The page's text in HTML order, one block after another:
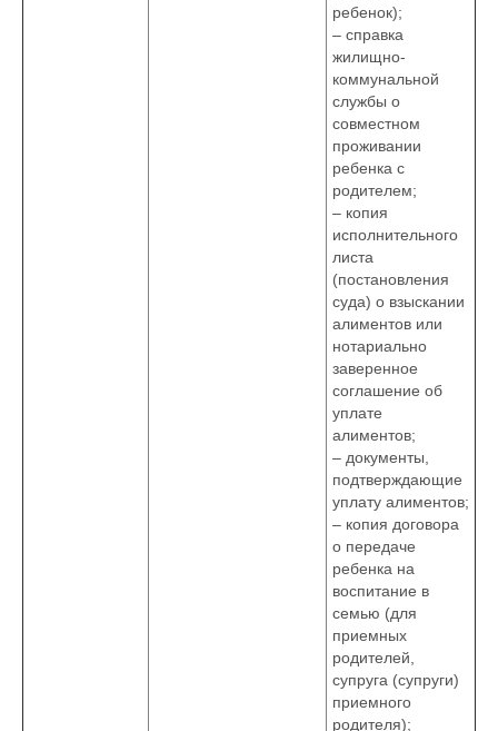
ребенок);
– справка
жилищно-
коммунальной
службы о
совместном
проживании
ребенка с
родителем;
– копия
исполнительного
листа
(постановления
суда) о взыскании
алиментов или
нотариально
заверенное
соглашение об
уплате
алиментов;
– документы,
подтверждающие
уплату алиментов;
– копия договора
о передаче
ребенка на
воспитание в
семью (для
приемных
родителей,
супруга (супруги)
приемного
родителя);